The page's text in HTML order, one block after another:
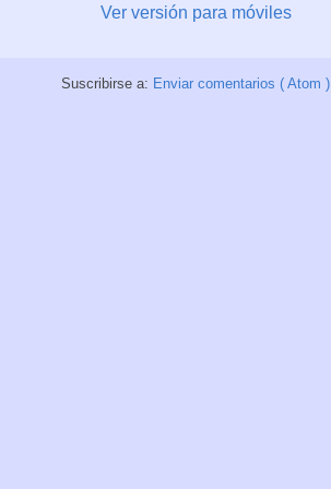
Ver versión para móviles
Suscribirse a: Enviar comentarios ( Atom )